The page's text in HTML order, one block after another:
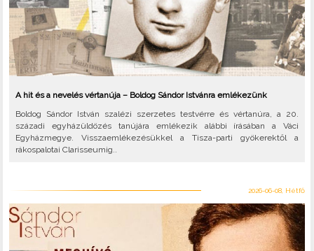
A hit és a nevelés vértanúja – Boldog Sándor Istvánra emlékezünk
Boldog Sándor István szalézi szerzetes testvérre és vértanúra, a 20.
századi egyházüldözés tanújára emlékezik alábbi írásában a Váci
Egyházmegye. Visszaemlékezésükkel a Tisza-parti gyökerektől a
rákospalotai Clarisseumig..
2026-06-08, Hétfő